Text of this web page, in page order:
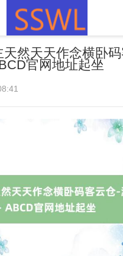
然天天作念横卧
官网地址起坐